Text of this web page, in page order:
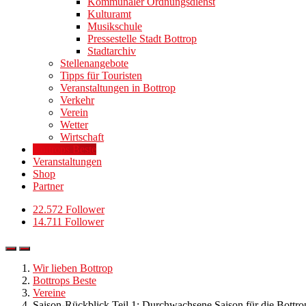
Kulturamt
Musikschule
Pressestelle Stadt Bottrop
Stadtarchiv
Stellenangebote
Tipps für Touristen
Veranstaltungen in Bottrop
Verkehr
Verein
Wetter
Wirtschaft
Bottrops Beste
Veranstaltungen
Shop
Partner
22.572 Follower
14.711 Follower
Wir lieben Bottrop
Bottrops Beste
Vereine